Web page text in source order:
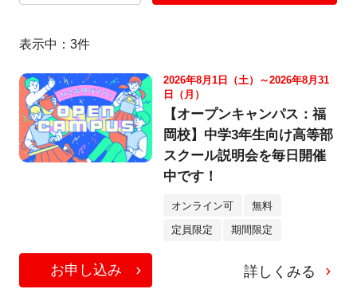
表示中： 3件
2026年8月1日（土）～2026年8月31
日（月）
【オープンキャンパス：福
岡校】中学3年生向け高等部
スクール説明会を毎日開催
中です！
オンライン可 無料
定員限定 期間限定
お申し込み 詳しくみる